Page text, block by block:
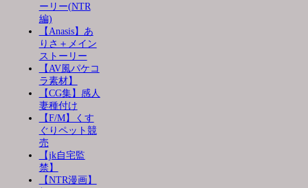
ーリー(NTR
編)
【Anasis】あ
りさ＋メイン
ストーリー
【AV風パケコ
ラ素材】
【CG集】感人
妻種付け
【F/M】くす
ぐりペット競
売
【jk自宅監
禁】
【NTR漫画】